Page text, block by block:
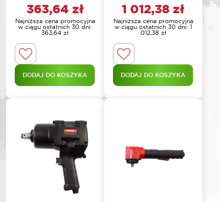
363,64 zł
Najniższa cena promocyjna
w ciągu ostatnich 30 dni:
363,64 zł
DODAJ DO KOSZYKA
1 012,38 zł
Najniższa cena promocyjna
w ciągu ostatnich 30 dni: 1
012,38 zł
DODAJ DO KOSZYKA